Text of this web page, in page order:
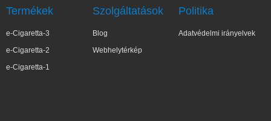
Termékek
e-Cigaretta-3
e-Cigaretta-2
e-Cigaretta-1
Szolgáltatások
Blog
Webhelytérkép
Politika
Adatvédelmi irányelvek